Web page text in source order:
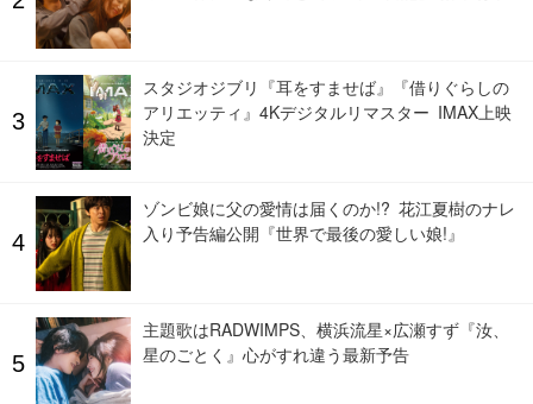
スタジオジブリ『耳をすませば』『借りぐらしの
アリエッティ』4Kデジタルリマスター IMAX上映
決定
ゾンビ娘に父の愛情は届くのか!? 花江夏樹のナレ
入り予告編公開『世界で最後の愛しい娘!』
主題歌はRADWIMPS、横浜流星×広瀬すず『汝、
星のごとく』心がすれ違う最新予告